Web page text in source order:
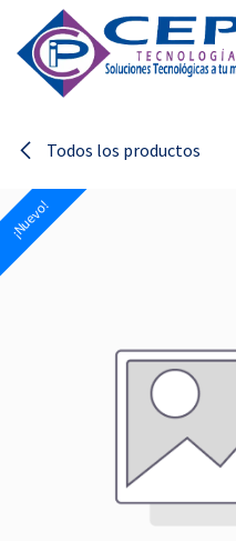
Ir al contenido
Todos los productos
¡Nuevo!